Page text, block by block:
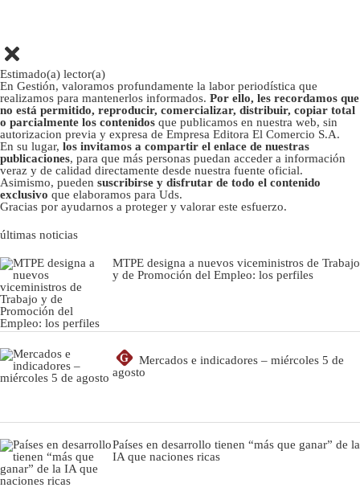
Estimado(a) lector(a)
En Gestión, valoramos profundamente la labor periodística que
realizamos para mantenerlos informados. Por ello, les recordamos que
no está permitido, reproducir, comercializar, distribuir, copiar total
o parcialmente los contenidos que publicamos en nuestra web, sin
autorizacion previa y expresa de Empresa Editora El Comercio S.A.
En su lugar, los invitamos a compartir el enlace de nuestras
publicaciones, para que más personas puedan acceder a información
veraz y de calidad directamente desde nuestra fuente oficial.
Asimismo, pueden suscribirse y disfrutar de todo el contenido
exclusivo que elaboramos para Uds.
Gracias por ayudarnos a proteger y valorar este esfuerzo.
últimas noticias
MTPE designa a nuevos viceministros de Trabajo
y de Promoción del Empleo: los perfiles
G
Mercados e indicadores – miércoles 5 de
agosto
Países en desarrollo tienen “más que ganar” de la
IA que naciones ricas